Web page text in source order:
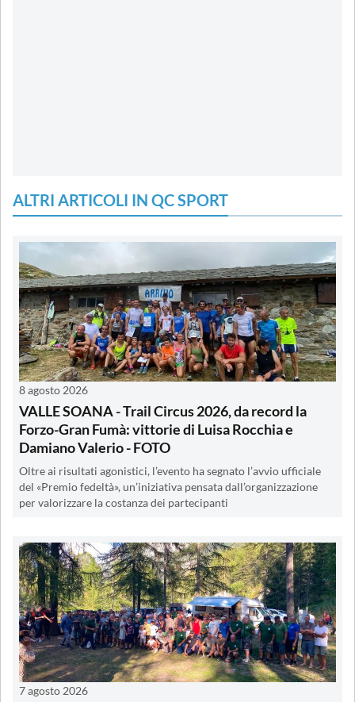
ALTRI ARTICOLI IN QC SPORT
8 agosto 2026
VALLE SOANA - Trail Circus 2026, da record la
Forzo-Gran Fumà: vittorie di Luisa Rocchia e
Damiano Valerio - FOTO
Oltre ai risultati agonistici, l’evento ha segnato l’avvio ufficiale
del «Premio fedeltà», un’iniziativa pensata dall’organizzazione
per valorizzare la costanza dei partecipanti
7 agosto 2026